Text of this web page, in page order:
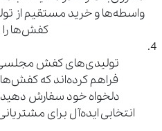
واسطه‌ها و خرید مستقیم از
کفش‌ها را
تولیدی‌های کفش مجلسی
فراهم کرده‌اند که
دلخواه خود سفارش دهید.
انتخابی ایده‌آل برای